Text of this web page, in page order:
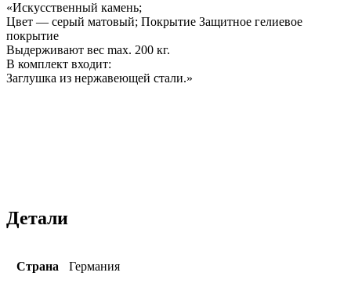
«Искусственный камень;
Цвет — серый матовый; Покрытие Защитное гелиевое
покрытие
Выдерживают вес max. 200 кг.
В комплект входит:
Заглушка из нержавеющей стали.»
Детали
Страна Германия